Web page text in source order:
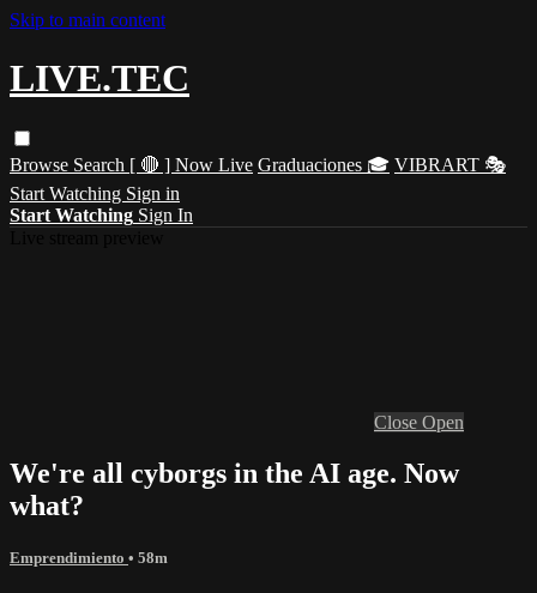
Skip to main content
LIVE.TEC
Browse Search [ 🔴 ] Now Live Graduaciones 🎓 VIBRART 🎭
Start Watching Sign in
Start Watching Sign In
Close Open
We're all cyborgs in the AI age. Now
what?
Emprendimiento • 58m